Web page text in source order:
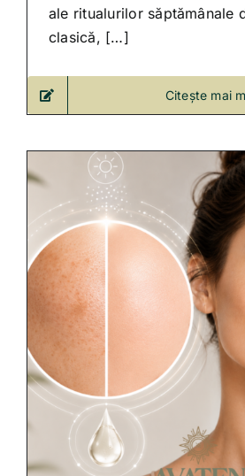
ale ritualurilor săptămânale
clasică, […]
Citește mai